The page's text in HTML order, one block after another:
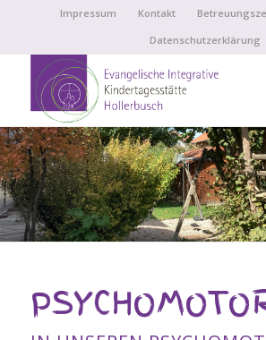
Impressum Kontakt
Datenschutzerklärung